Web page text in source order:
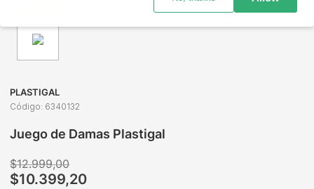
PLASTIGAL
Código: 6340132
Juego de Damas Plastigal
$12.999,00
$10.399,20